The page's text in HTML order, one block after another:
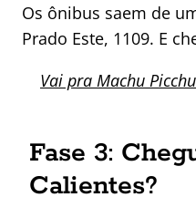
Os ônibus saem de
Prado Este, 1109. E
Vai pra Machu
Fase 3:
Calientes?